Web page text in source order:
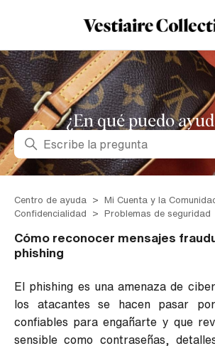
¿En qué puedo
Búsqueda
Centro de ayuda Mi Cuenta y la
Confidencialidad
Problemas de seguridad
Cómo reconocer mensajes
phishing
El phishing es una amenaza de
los atacantes se hacen pasar por
confiables para engañarte y que
sensible como contraseñas,